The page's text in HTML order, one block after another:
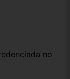
no